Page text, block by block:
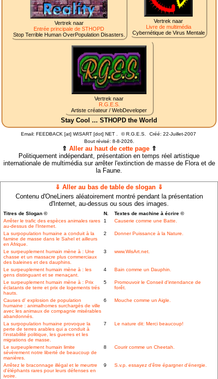
Vertrek naar
Entrée principale de STHOPD
Stop Terrible Human OverPopulation Disasters.
Vertrek naar
Livre de multimédia
Cybernétique de Virus Mentale
Vertrek naar
R.G.E.S.
Artiste créateur / WebDeveloper
Stay Cool ... STHOPD the World
Email: FEEDBACK [at] WISART [dot] NET . ©R.G.E.S.
Créé: 22-Juillet-2007
Bout révisé: 8-8-2026.
⇑ Aller au haut de cette page⇑
Politiquement indépendant, présentation en temps réel artistique
internationale de multimédia sur arrêter l'extinction de masse de Flora et de
la Faune.
⇓ Aller au bas de table de slogan ⇓
Contenu d'OneLiners aléatoirement montré pendant la présentation
d'Internet, au-dessus ou sous des images.
Titres de Slogan © N.
Textes de machine à écrire ©
Arrêter le trafic des espèces animales rares
au-dessus de l'Internet.
1 Causerie comme une Batte.
La surpopulation humaine a conduit à la
famine de masse dans le Sahel et ailleurs
en Afrique.
2 Donner Puissance à la Nature.
Le surpeuplement humain mène à : Une
chasse et un massacre plus commerciaux
des baleines et des dauphins.
3 www.WisArt.net.
Le surpeuplement humain mène à : les
gens distinguant et se menaçant.
4 Bain comme un Dauphin.
Le surpeuplement humain mène à : Prix
éclatants de terre et prix de logements trés
hauts.
5
Promouvoir le Conseil d'intendance de
forêt.
Causes d' explosion de population
humaine : animalhomes surchargés de ville
avec les animaux de compagnie misérables
abandonnés.
6 Mouche comme un Aigle.
La surpopulation humaine provoque la
perte de terres arables qui a conduit à
l'instabilité politique, les guerres et les
migrations de masse.
7 Le nature dit: Merci beaucoup!
Le surpeuplement humain limite
sévèrement notre liberté de beaucoup de
manières.
8 Courir comme un Cheetah.
Arrêtez le braconnage illégal et le meurtre
d'éléphants rares pour leurs défenses en
ivoire.
9 S.v.p. essayez d'être épargner d'énergie.